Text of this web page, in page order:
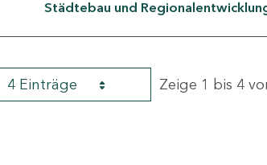
Städtebau und
4 Einträge Zeige 1 bis 4